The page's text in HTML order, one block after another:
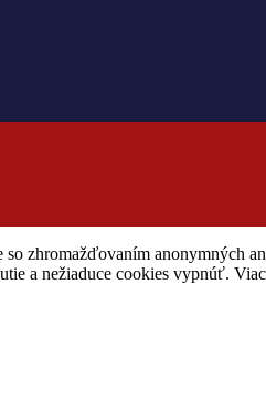
zhromažďovaním anonymných
a nežiaduce cookies vypnúť.